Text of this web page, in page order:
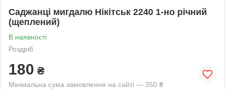
Саджанці мигдалю Нікітськ 2240 1-но річний
(щеплений)
В наявності
Роздріб
180 ₴
Мінімальна сума замовлення на сайті — 350 ₴